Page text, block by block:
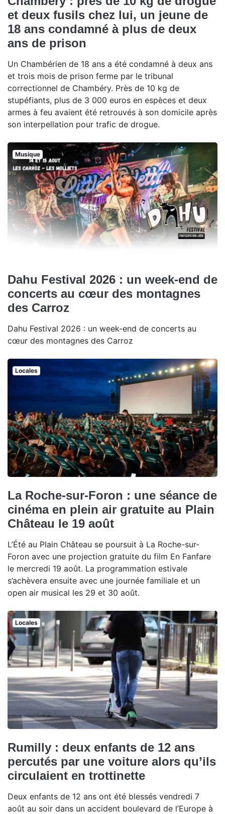
et deux fusils chez lui, un jeune de
18 ans condamné à plus de deux
ans de prison
Un Chambérien de 18 ans a été condamné à deux ans
et trois mois de prison ferme par le tribunal
correctionnel de Chambéry. Près de 10 kg de
stupéfiants, plus de 3 000 euros en espèces et deux
armes à feu avaient été retrouvés à son domicile après
son interpellation pour trafic de drogue.
Musique
Dahu Festival 2026 : un week-end de
concerts au cœur des montagnes
des Carroz
Dahu Festival 2026 : un week-end de concerts au
cœur des montagnes des Carroz
Locales
La Roche-sur-Foron : une séance de
cinéma en plein air gratuite au Plain
Château le 19 août
L’Été au Plain Château se poursuit à La Roche-sur-
Foron avec une projection gratuite du film En Fanfare
le mercredi 19 août. La programmation estivale
s’achèvera ensuite avec une journée familiale et un
open air musical les 29 et 30 août.
Locales
Rumilly : deux enfants de 12 ans
percutés par une voiture alors qu’ils
circulaient en trottinette
Deux enfants de 12 ans ont été blessés vendredi 7
août au soir dans un accident boulevard de l’Europe à